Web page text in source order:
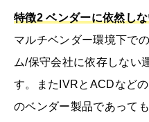
特徴2 ベンダーに依然し
マルチベンダー環境下で
ム/保守会社に依存しない
す。またIVRとACDなど
のベンダー製品であって